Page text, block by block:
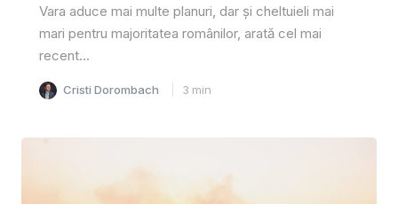
Vara aduce mai multe planuri, dar și cheltuieli mai
mari pentru majoritatea românilor, arată cel mai
recent...
Cristi Dorombach 3 min